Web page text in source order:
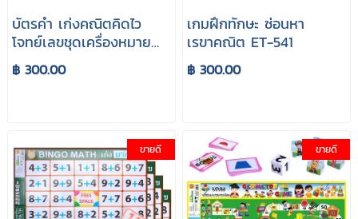
บัตรคำ เก่งคณิตคิดไว
โจทย์เลขชุดเครื่องหมาย
ET-108
฿ 300.00
เกมฝึกทักษะ ซ่อนหา
เรขาคณิต ET-541
฿ 300.00
ขายดี ขายดี